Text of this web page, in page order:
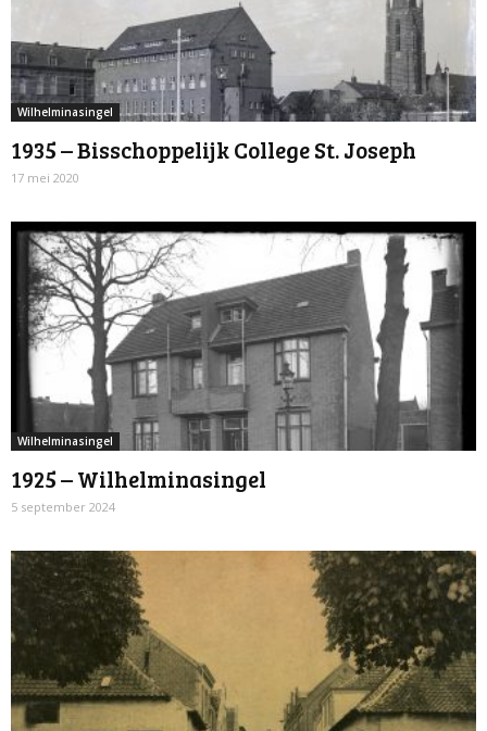
Wilhelminasingel
1935 – Bisschoppelijk College St. Joseph
17 mei 2020
Wilhelminasingel
1925 – Wilhelminasingel
5 september 2024